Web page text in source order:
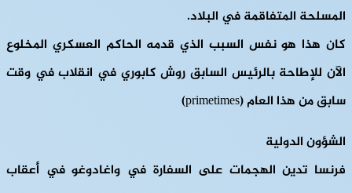
المسلحة المتفاقمة في البلاد.
كان هذا هو نفس السبب الذي قدمه الحاكم العسكري المخلوع
الآن للإطاحة بالرئيس السابق روش كابوري في انقلاب في وقت
سابق من هذا العام (primetimes)
الشؤون الدولية
فرنسا تدين الهجمات على السفارة في واغادوغو في أعقاب